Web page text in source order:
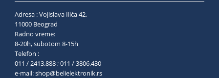
Adresa : Vojislava Ilića 42,
11000 Beograd
Radno vreme:
8-20h, subotom 8-15h
Telefon :
011 / 2413.888 ; 011 / 3806.430
e-mail:shop@belielektronik.rs